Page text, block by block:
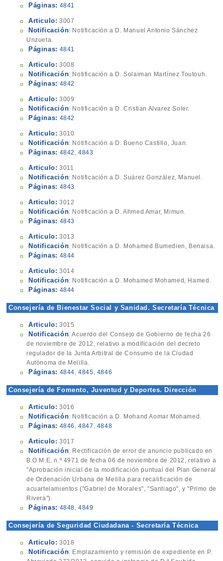
Páginas: 4841
Articulo: 3007
Notificación: Notificación a D. Manuel Antonio Sánchez
Unzueta.
Páginas: 4841
Articulo: 3008
Notificación: Notificación a D. Solaiman Martínez Toutouh.
Páginas: 4842
Articulo: 3009
Notificación: Notificación a D. Cristian Alvarez Soler.
Páginas: 4842
Articulo: 3010
Notificación: Notificación a D. Bueno Castillo, Juan.
Páginas: 4842 ,4843
Articulo: 3011
Notificación: Notificación a D. Suárez González, Manuel.
Páginas: 4843
Articulo: 3012
Notificación: Notificación a D. Ahmed Amar, Mimun.
Páginas: 4843
Articulo: 3013
Notificación: Notificación a D. Mohamed Bumedien, Benaisa.
Páginas: 4844
Articulo: 3014
Notificación: Notificación a D. Mohamed Mohamed, Hamed.
Páginas: 4844
Consejería de Bienestar Social y Sanidad. Secretaría Técnica
Articulo: 3015
Notificación: Acuerdo del Consejo de Gobierno de fecha 26
de noviembre de 2012, relativo a modificación del decreto
regulador de la Junta Arbitral de Consumo de la Ciudad
Autónoma de Melilla.
Páginas: 4844,4845, 4846
Consejería de Fomento, Juventud y Deportes. Dirección
Articulo: 3016
Notificación: Notificación a D. Mohand Aomar Mohamed.
Páginas: 4846 ,4847 , 4848
Articulo: 3017
Notificación: Rectificación de error de anuncio publicado en
B.O.M.E. n.º 4971 de fecha 06 de noviembre de 2012, relativo a
"Aprobación inicial de la modificación puntual del Plan General
de Ordenación Urbana de Melilla para recalificación de
acuartelamientos ("Gabriel de Morales", "Santiago", y "Primo de
Rivera").
Páginas: 4848,4849
Consejería de Seguridad Ciudadana - Secretaría Técnica
Articulo: 3018
Notificación: Emplazamiento y remisión de expediente en P.